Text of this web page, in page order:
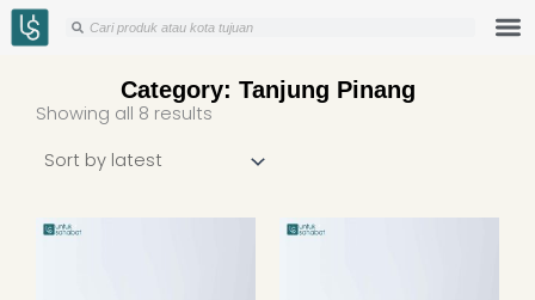
Skip
to
Search
Search
Category: Tanjung Pinang
Showing all 8 results